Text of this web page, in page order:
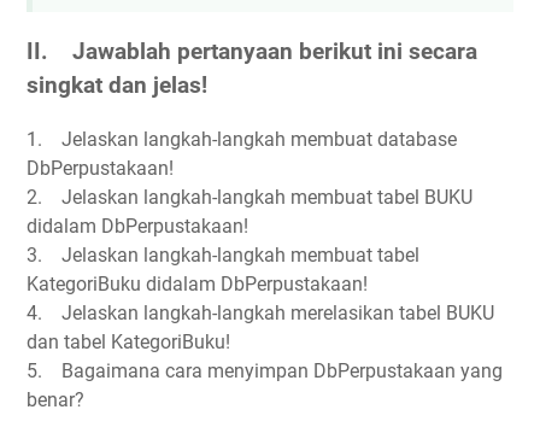
II. Jawablah pertanyaan berikut ini secara
singkat dan jelas!
1. Jelaskan langkah-langkah membuat database
DbPerpustakaan!
2. Jelaskan langkah-langkah membuat tabel BUKU
didalam DbPerpustakaan!
3. Jelaskan langkah-langkah membuat tabel
KategoriBuku didalam DbPerpustakaan!
4. Jelaskan langkah-langkah merelasikan tabel BUKU
dan tabel KategoriBuku!
5. Bagaimana cara menyimpan DbPerpustakaan yang
benar?